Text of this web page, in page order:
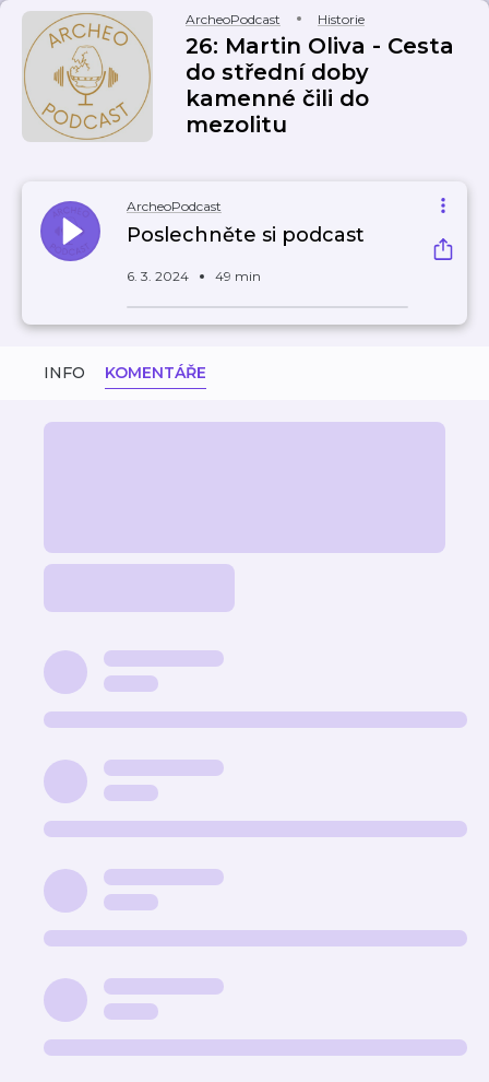
ArcheoPodcast Historie
26: Martin Oliva - Cesta
do střední doby
kamenné čili do
mezolitu
ArcheoPodcast
Poslechněte si podcast
6. 3. 2024 49 min
INFO KOMENTÁŘE